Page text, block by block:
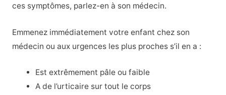
ces symptômes, parlez-en à son médecin.
Emmenez immédiatement votre enfant chez son
médecin ou aux urgences les plus proches s’il en a :
Est extrêmement pâle ou faible
A de l’urticaire sur tout le corps